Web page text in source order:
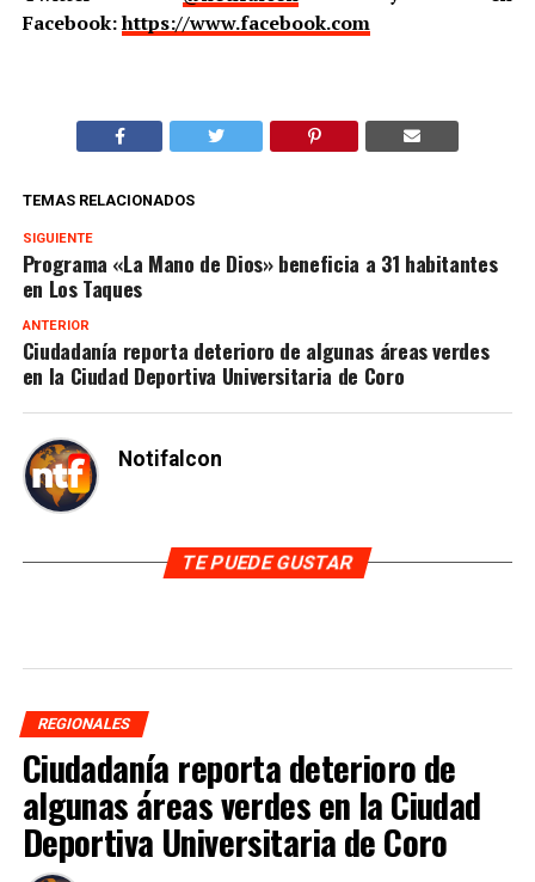
Facebook:https://www.facebook.com
TEMAS RELACIONADOS
SIGUIENTE
Programa «La Mano de Dios» beneficia a 31 habitantes
en Los Taques
ANTERIOR
Ciudadanía reporta deterioro de algunas áreas verdes
en la Ciudad Deportiva Universitaria de Coro
Notifalcon
TE PUEDE GUSTAR
REGIONALES
Ciudadanía reporta deterioro de
algunas áreas verdes en la Ciudad
Deportiva Universitaria de Coro